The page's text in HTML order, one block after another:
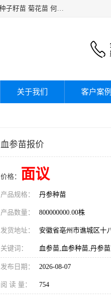
白芍种子籽苗 白芍芽头 芍药种子籽苗 芍药芽头 赤芍种子籽苗 牡丹皮种子籽苗 白芷种子 丹参种子籽苗 射干种子籽苗 菊花苗 何乌苗 蒲公英种子 桔梗种子籽苗 生地黄芽苗 玄参芽苗 元参芽苗 黑参芽苗 紫苑芽 紫菀苗 板蓝根种子 板兰根籽 大青叶种子 大青根种苗 防风种子 夏枯草种子 夏枯球籽 知母种子籽苗 白术种子 白术籽苗 薄荷种子籽苗 红花种子籽油
关于我们 客户案例
血参苗报价
价格： 面议
产品规格： 丹参种苗
产品数量： 800000000.00株
发货地址： 安徽省亳州市谯城区十
关键词： 血参苗,血参种苗,丹参
发布日期： 2026-08-07
阅 读 量： 754